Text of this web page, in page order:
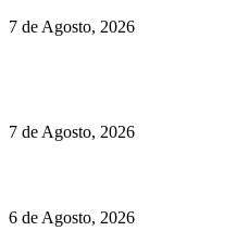
7 de Agosto, 2026
7 de Agosto, 2026
6 de Agosto, 2026